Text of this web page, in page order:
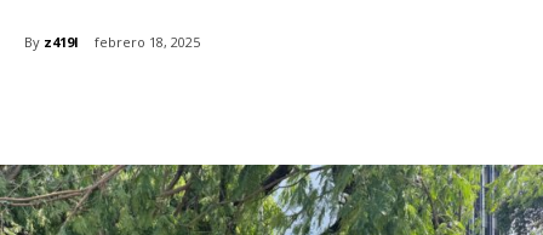
By z419l febrero 18, 2025